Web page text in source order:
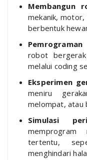
Membangun
mekanik,
berbentuk
robot
melalui coding
Eksperimen
meniru
melompat, atau
Simulasi
tertentu,
menghindari